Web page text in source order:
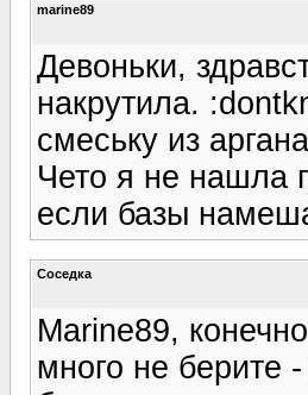
marine89
Девоньки,
накрутила.
смеську из
Чето я не нашла
если базы
Соседка
Мarine89,
много не берите